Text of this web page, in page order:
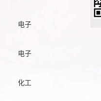
电子
电子
化工